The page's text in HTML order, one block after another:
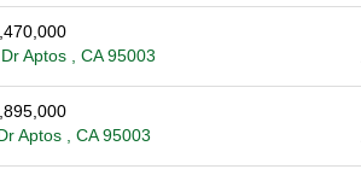
Aptos , CA 95003
Aptos , CA 95003